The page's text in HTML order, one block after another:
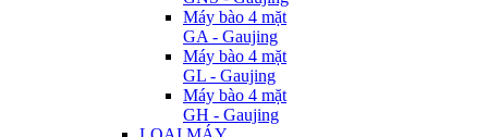
Máy bào 4 mặt
GA - Gaujing
Máy bào 4 mặt
GL - Gaujing
Máy bào 4 mặt
GH - Gaujing